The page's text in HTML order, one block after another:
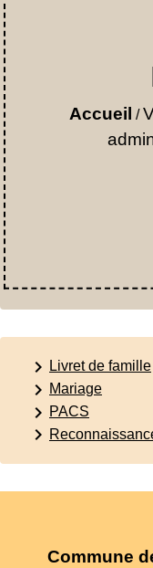
Accueil /
keyboard_arrow_right Livret de famille
keyboard_arrow_right Mariage
keyboard_arrow_right PACS
keyboard_arrow_right
Commune